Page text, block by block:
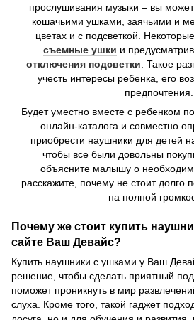
прослушивания музыки – вы
кошачьими ушками, заячьими и
цветах и ​​с подсветкой.
съемные ушки и
отключения подсветки . Такое
учесть интересы ребенка, его
предпочтения.
Будет уместно вместе с ребенком
онлайн-каталога и совместно
приобрести наушники для детей
чтобы все были довольны
объясните малышу о
расскажите, почему не стоит долго
на полной
Почему же стоит купить
сайте Ваш Девайс?
Купить наушники с ушками у Ваш
решение, чтобы сделать приятный
поможет проникнуть в мир
слуха. Кроме того, такой гаджет